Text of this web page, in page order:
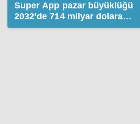
Super App pazar büyüklüğü
2032’de 714 milyar dolara
ulaşacak